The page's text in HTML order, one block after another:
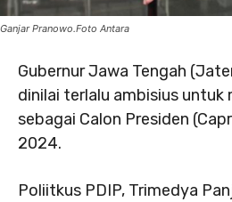
Ganjar Pranowo.Foto Antara
Gubernur Jawa Tengah
dinilai terlalu ambisius untuk
sebagai Calon Presiden
2024.
Poliitkus PDIP, Trimedya